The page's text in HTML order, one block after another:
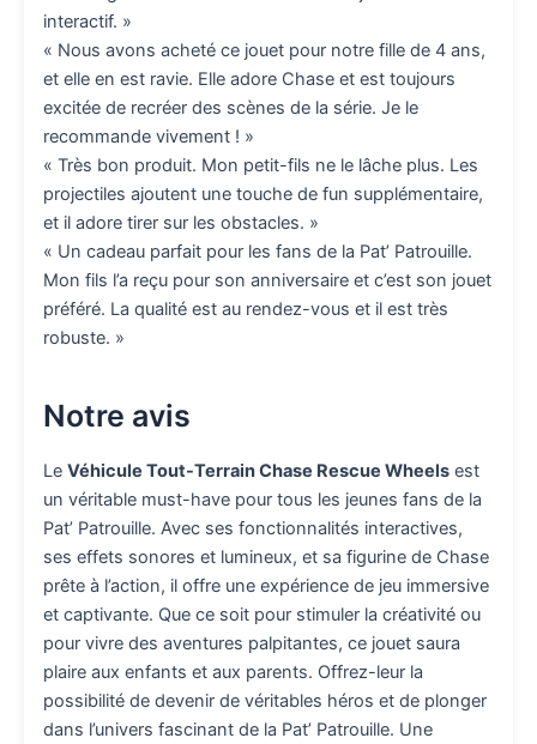
interactif. »
« Nous avons acheté ce jouet pour notre fille de 4 ans,
et elle en est ravie. Elle adore Chase et est toujours
excitée de recréer des scènes de la série. Je le
recommande vivement ! »
« Très bon produit. Mon petit-fils ne le lâche plus. Les
projectiles ajoutent une touche de fun supplémentaire,
et il adore tirer sur les obstacles. »
« Un cadeau parfait pour les fans de la Pat’ Patrouille.
Mon fils l’a reçu pour son anniversaire et c’est son jouet
préféré. La qualité est au rendez-vous et il est très
robuste. »
Notre avis
Le Véhicule Tout-Terrain Chase Rescue Wheels est
un véritable must-have pour tous les jeunes fans de la
Pat’ Patrouille. Avec ses fonctionnalités interactives,
ses effets sonores et lumineux, et sa figurine de Chase
prête à l’action, il offre une expérience de jeu immersive
et captivante. Que ce soit pour stimuler la créativité ou
pour vivre des aventures palpitantes, ce jouet saura
plaire aux enfants et aux parents. Offrez-leur la
possibilité de devenir de véritables héros et de plonger
dans l’univers fascinant de la Pat’ Patrouille. Une